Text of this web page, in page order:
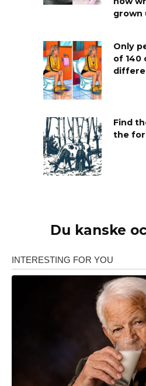
grown
Only
of 140
Find
the
Du kanske